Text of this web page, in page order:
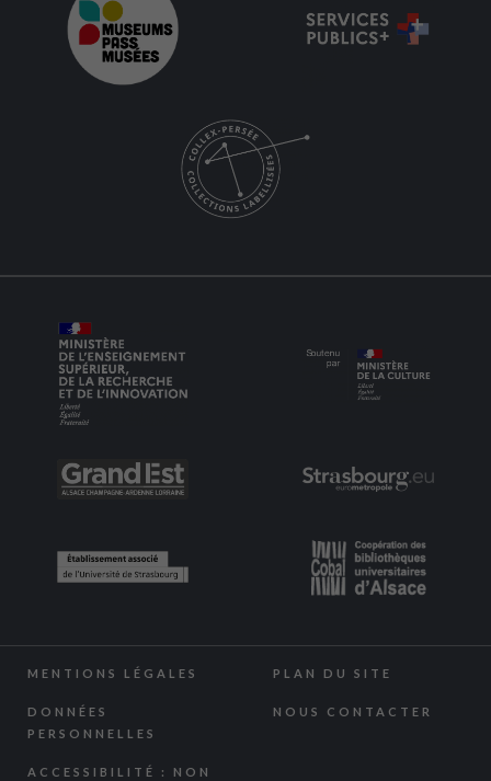
MENTIONS LÉGALES PLAN DU SITE
DONNÉES
PERSONNELLES
NOUS CONTACTER
ACCESSIBILITÉ : NON